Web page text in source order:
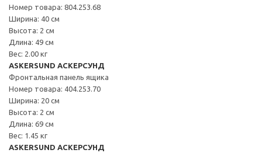
Номер товара: 804.253.68
Ширина: 40 см
Высота: 2 см
Длина: 49 см
Вес: 2.00 кг
ASKERSUND АСКЕРСУНД
Фронтальная панель ящика
Номер товара: 404.253.70
Ширина: 20 см
Высота: 2 см
Длина: 69 см
Вес: 1.45 кг
ASKERSUND АСКЕРСУНД